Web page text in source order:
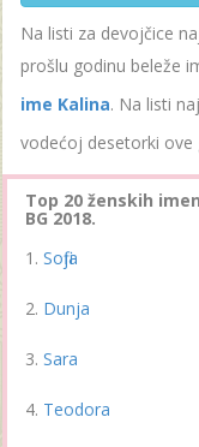
Na listi za devojčice
prošlu godinu beleže
ime Kalina. Na listi
vodećoj desetorki ove
Top 20 ženskih
BG 2018.
Sofija
Dunja
Sara
Teodora